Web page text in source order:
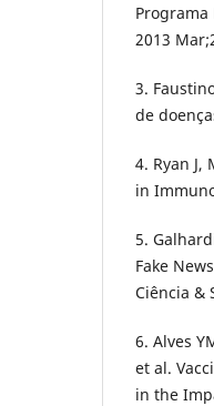
Programa
2013
3.
de
4. Ryan
in
5.
Fake
Ciência &
6. Alves
et al.
in the